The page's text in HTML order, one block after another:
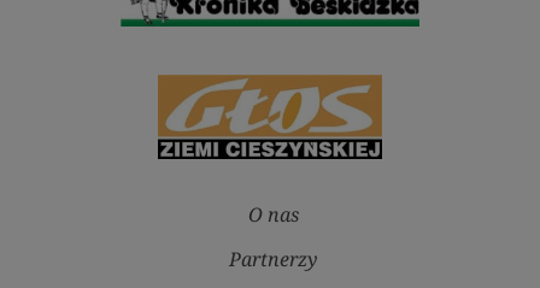
O nas
Partnerzy